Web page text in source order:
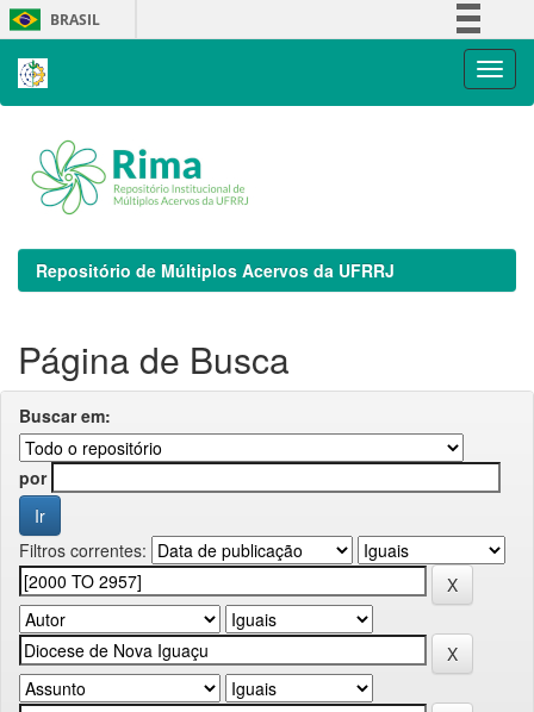
Skip
navigation
BRASIL
Repositório de Múltiplos Acervos da UFRRJ
Página de Busca
Buscar em:
por
Filtros correntes: